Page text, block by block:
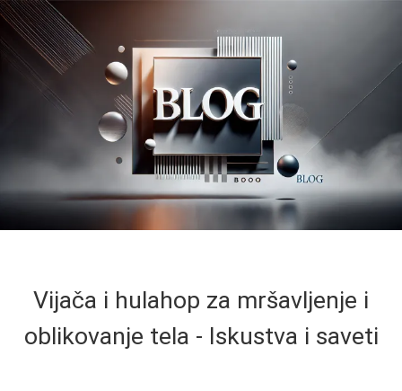
Vijača i hulahop za mršavljenje i
oblikovanje tela - Iskustva i saveti